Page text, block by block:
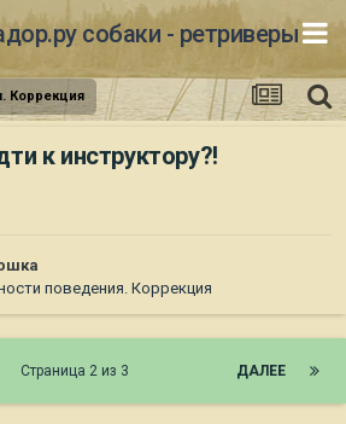
собаки - ретриверы
Коррекция
к инструктору?!
поведения. Коррекция
ДАЛЕЕ
Страница 2 из 3